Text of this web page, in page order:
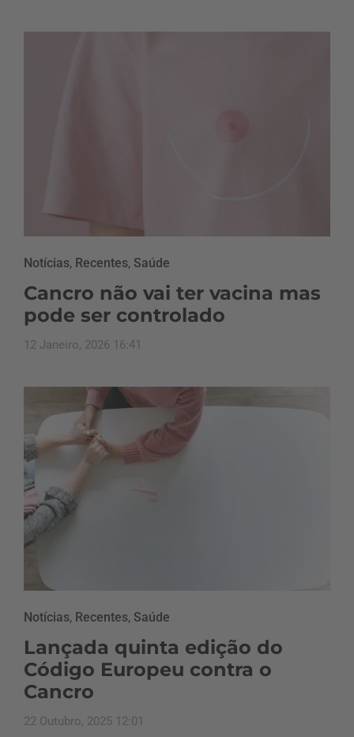
Notícias, Recentes, Saúde
Cancro não vai ter vacina mas
pode ser controlado
12 Janeiro, 2026 16:41
Notícias, Recentes, Saúde
Lançada quinta edição do
Código Europeu contra o
Cancro
22 Outubro, 2025 12:01